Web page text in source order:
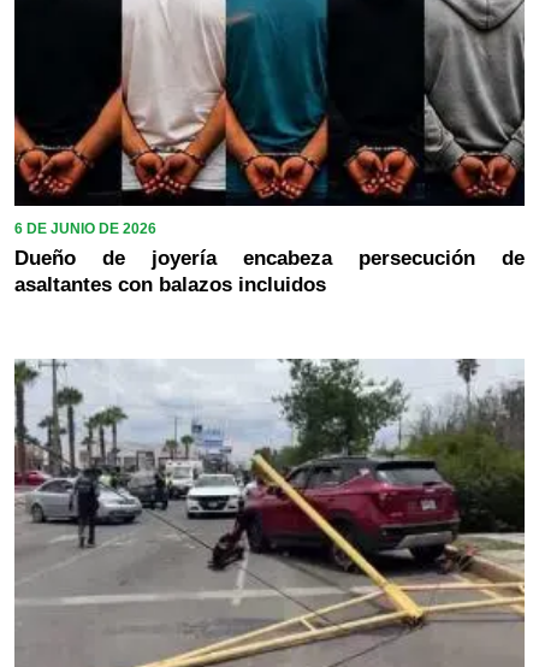
6 DE JUNIO DE 2026
Dueño de joyería encabeza persecución de
asaltantes con balazos incluidos